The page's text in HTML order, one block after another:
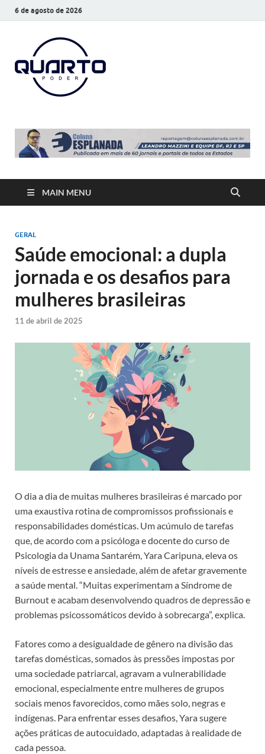
6 de agosto de 2026
MAIN MENU
GERAL
Saúde emocional: a dupla
jornada e os desafios para
mulheres brasileiras
11 de abril de 2025
O dia a dia de muitas mulheres brasileiras é marcado por
uma exaustiva rotina de compromissos profissionais e
responsabilidades domésticas. Um acúmulo de tarefas
que, de acordo com a psicóloga e docente do curso de
Psicologia da Unama Santarém, Yara Caripuna, eleva os
níveis de estresse e ansiedade, além de afetar gravemente
a saúde mental. “Muitas experimentam a Síndrome de
Burnout e acabam desenvolvendo quadros de depressão e
problemas psicossomáticos devido à sobrecarga”, explica.
Fatores como a desigualdade de gênero na divisão das
tarefas domésticas, somados às pressões impostas por
uma sociedade patriarcal, agravam a vulnerabilidade
emocional, especialmente entre mulheres de grupos
sociais menos favorecidos, como mães solo, negras e
indígenas. Para enfrentar esses desafios, Yara sugere
ações práticas de autocuidado, adaptadas à realidade de
cada pessoa.